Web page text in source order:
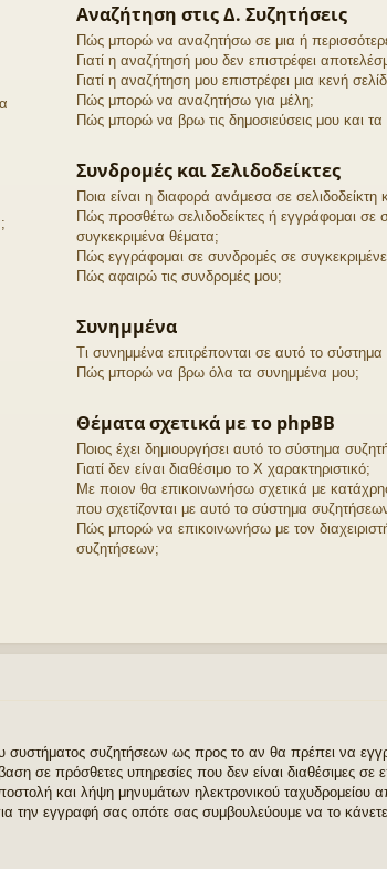
Αναζήτηση στις Δ. Συζητήσεις
Πώς μπορώ να αναζητήσω σε μια ή
Γιατί η αναζήτησή μου δεν επιστρέφει
Γιατί η αναζήτηση μου επιστρέφει μια κενή
Πώς μπορώ να αναζητήσω για μέλη;
Πώς μπορώ να βρω τις δημοσιεύσεις μου και
Συνδρομές και Σελιδοδείκτες
Ποια είναι η διαφορά ανάμεσα σε σελιδοδείκτη
Πώς προσθέτω σελιδοδείκτες ή εγγράφομαι σε
συγκεκριμένα θέματα;
Πώς εγγράφομαι σε συνδρομές σε
Πώς αφαιρώ τις συνδρομές μου;
Συνημμένα
Τι συνημμένα επιτρέπονται σε αυτό το
Πώς μπορώ να βρω όλα τα συνημμένα μου;
Θέματα σχετικά με το phpBB
Ποιος έχει δημιουργήσει αυτό το σύστημα
Γιατί δεν είναι διαθέσιμο το Χ χαρακτηριστικό;
Με ποιον θα επικοινωνήσω σχετικά με
που σχετίζονται με αυτό το σύστημα
Πώς μπορώ να επικοινωνήσω με τον
συζητήσεων;
συστήματος συζητήσεων ως προς το αν θα πρέπει να
σε πρόσθετες υπηρεσίες που δεν είναι διαθέσιμες σε
και λήψη μηνυμάτων ηλεκτρονικού ταχυδρομείου
την εγγραφή σας οπότε σας συμβουλεύουμε να το